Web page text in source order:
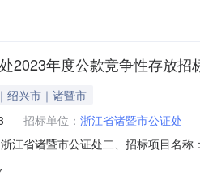
2023年度公款竞争性存放招
绍兴市｜诸暨市
招标单位： 浙江省诸暨市公证处
江省诸暨市公证处二、招标项目名
限12个月序号投标银行中标存款额（